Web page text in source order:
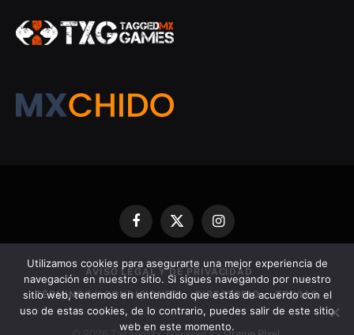
FacebookX
(Twitter)
Instagram
AVISO LEGAL Y DE PRIVACIDAD
TÉRMINOS Y CONDICIONES DIRECTORIO TRIVIAS
Utilizamos cookies para asegurarte una mejor experiencia de
navegación en nuestro sitio. Si sigues navegando por nuestro
sitio web, tenemos en entendido que estás de acuerdo con el
uso de estas cookies, de lo contrario, puedes salir de este sitio
web en este momento.